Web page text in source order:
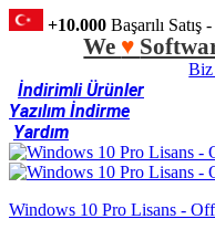
+10.000 Başarılı
We ♥
Biz
İndirimli Ürünler
Yazılım İndirme
Yardım
Windows 10 Pro Lisans -